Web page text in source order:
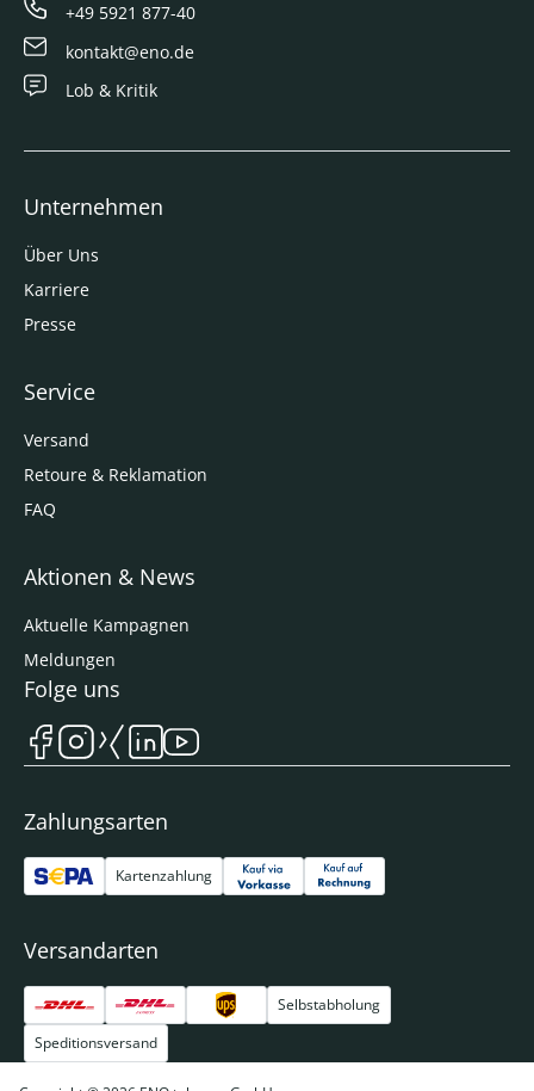
+49 5921 877-40
kontakt@eno.de
Lob & Kritik
Unternehmen
Über Uns
Karriere
Presse
Service
Versand
Retoure & Reklamation
FAQ
Aktionen & News
Aktuelle Kampagnen
Meldungen
Zahlungsarten
Kartenzahlung
Versandarten
Selbstabholung
Speditionsversand
Folge uns